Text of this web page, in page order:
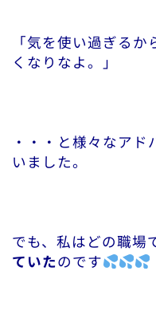
「気を使い過ぎる
くなりなよ。」
・・・と様々なア
いました。
でも、私はどの職場
ていたのです